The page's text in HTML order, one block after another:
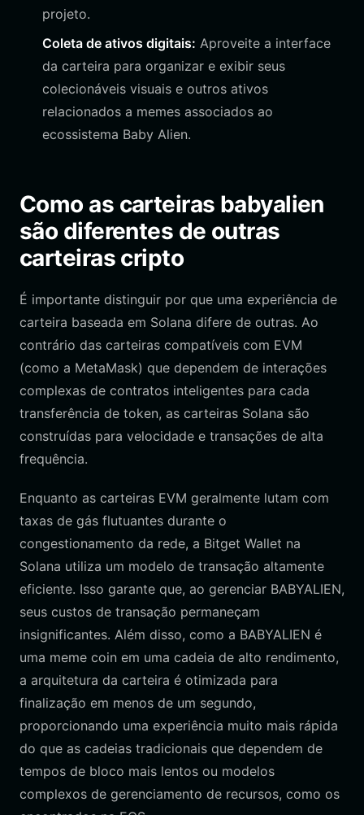
projeto.
Coleta de ativos digitais: Aproveite a interface
da carteira para organizar e exibir seus
colecionáveis visuais e outros ativos
relacionados a memes associados ao
ecossistema Baby Alien.
Como as carteiras babyalien
são diferentes de outras
carteiras cripto
É importante distinguir por que uma experiência de
carteira baseada em Solana difere de outras. Ao
contrário das carteiras compatíveis com EVM
(como a MetaMask) que dependem de interações
complexas de contratos inteligentes para cada
transferência de token, as carteiras Solana são
construídas para velocidade e transações de alta
frequência.
Enquanto as carteiras EVM geralmente lutam com
taxas de gás flutuantes durante o
congestionamento da rede, a Bitget Wallet na
Solana utiliza um modelo de transação altamente
eficiente. Isso garante que, ao gerenciar BABYALIEN,
seus custos de transação permaneçam
insignificantes. Além disso, como a BABYALIEN é
uma meme coin em uma cadeia de alto rendimento,
a arquitetura da carteira é otimizada para
finalização em menos de um segundo,
proporcionando uma experiência muito mais rápida
do que as cadeias tradicionais que dependem de
tempos de bloco mais lentos ou modelos
complexos de gerenciamento de recursos, como os